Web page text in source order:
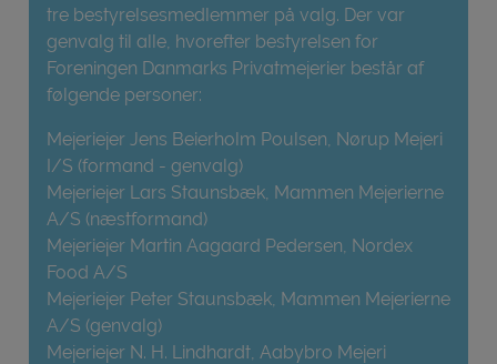
tre bestyrelsesmedlemmer på valg. Der var
genvalg til alle, hvorefter bestyrelsen for
Foreningen Danmarks Privatmejerier består af
følgende personer:
Mejeriejer Jens Beierholm Poulsen, Nørup Mejeri
I/S (formand - genvalg)
Mejeriejer Lars Staunsbæk, Mammen Mejerierne
A/S (næstformand)
Mejeriejer Martin Aagaard Pedersen, Nordex
Food A/S
Mejeriejer Peter Staunsbæk, Mammen Mejerierne
A/S (genvalg)
Mejeriejer N. H. Lindhardt, Aabybro Mejeri